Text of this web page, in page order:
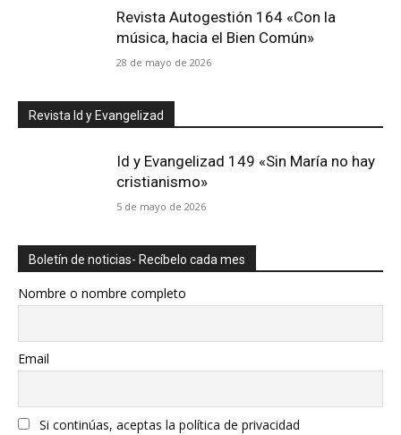
Revista Autogestión 164 «Con la
música, hacia el Bien Común»
28 de mayo de 2026
Revista Id y Evangelizad
Id y Evangelizad 149 «Sin María no hay
cristianismo»
5 de mayo de 2026
Boletín de noticias- Recíbelo cada mes
Nombre o nombre completo
Email
Si continúas, aceptas la política de privacidad